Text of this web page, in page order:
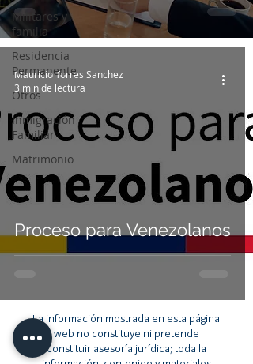
Militares y
familia
Residencia
Permanente
Otros
Inmigración
Familiar
Matrimonio
Proceso para Venezolanos
Mauricio Torres Sanchez
3 min de lectura
La información mostrada en esta página
web no constituye ni pretende
constituir asesoría jurídica; toda la